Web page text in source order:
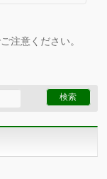
注意ください。